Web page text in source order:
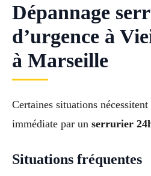
Dépannage
d’urgence à
à Marseille
Certaines situations
immédiate par un serrurier
Situations fréquentes